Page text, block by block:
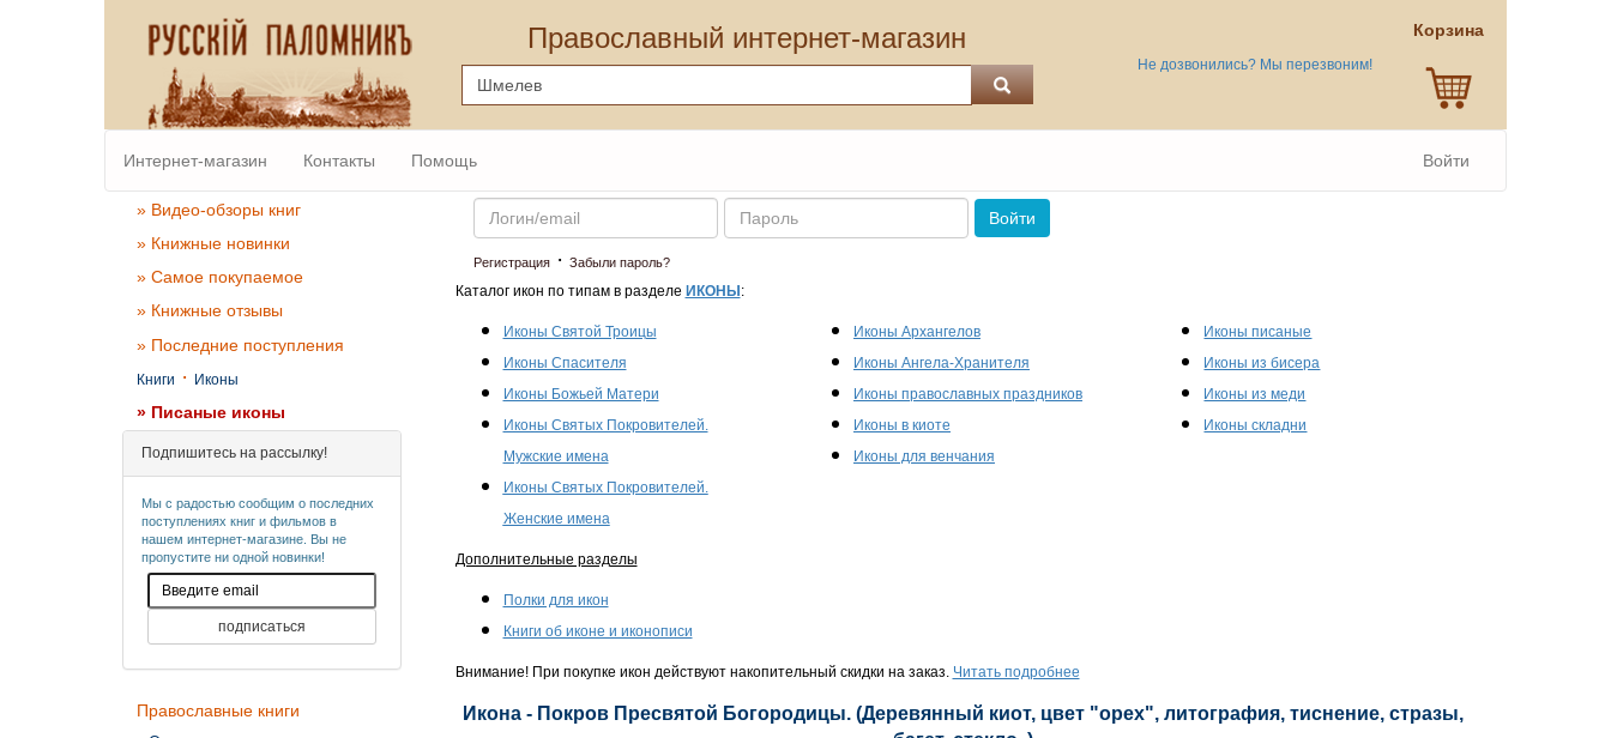
Православный интернет-магазин
Не дозвонились? Мы перезвоним!
Корзина
Интернет-магазин Контакты Помощь Войти
» Видео-обзоры книг
» Книжные новинки
» Самое покупаемое
» Книжные отзывы
» Последние поступления
Книги · Иконы
» Писаные иконы
Подпишитесь на рассылку!
Мы с радостью сообщим о последних
поступлениях книг и фильмов в
нашем интернет-магазине. Вы не
пропустите ни одной новинки!
Православные книги
Email Пароль
Войти
Регистрация· Забыли пароль?
Каталог икон по типам в разделе ИКОНЫ :
Иконы Святой Троицы
Иконы Спасителя
Иконы Божьей Матери
Иконы Святых Покровителей.
Мужские имена
Иконы Святых Покровителей.
Женские имена
Иконы Архангелов
Иконы Ангела-Хранителя
Иконы православных праздников
Иконы в киоте
Иконы для венчания
Иконы писаные
Иконы из бисера
Иконы из меди
Иконы складни
Дополнительные разделы
Полки для икон
Книги об иконе и иконописи
Внимание! При покупке икон действуют накопительный скидки на заказ. Читать подробнее
Икона - Покров Пресвятой Богородицы. (Деревянный киот, цвет "орех", литография, тиснение, стразы,